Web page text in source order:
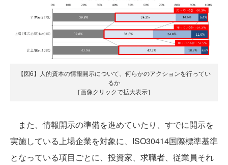
【図6】人的資本の情報開示について、何らかのアクションを行ってい
るか
［画像クリックで拡大表示］
また、情報開示の準備を進めていたり、すでに開示を
実施している上場企業を対象に、ISO30414国際標準基準
となっている項目ごとに、投資家、求職者、従業員それ